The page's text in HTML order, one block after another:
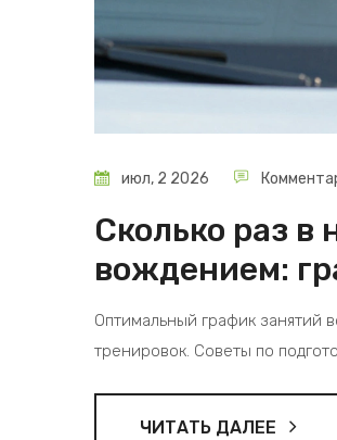
июл, 2 2026
Сколько раз
вождением:
Оптимальный график
тренировок. Советы по
ЧИТАТЬ ДАЛЕЕ